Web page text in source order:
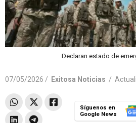
Declaran estado de
07/05/2026 / Exitosa Noticias /
Síguenos en
Google News